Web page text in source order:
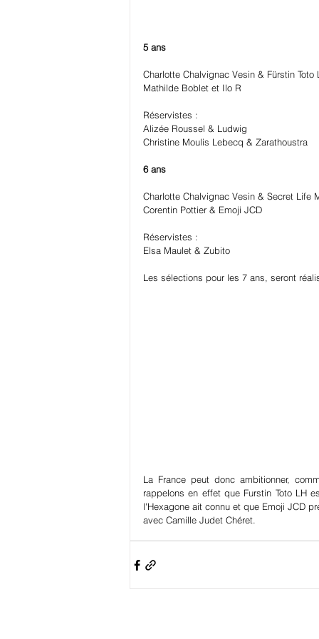
5 ans
Charlotte Chalvignac Vesin & Fürstin Toto
Mathilde Boblet et Ilo R
Réservistes :
Alizée Roussel & Ludwig
Christine Moulis Lebecq & Zarathoustra
6 ans
Charlotte Chalvignac Vesin & Secret Life
Corentin Pottier & Emoji JCD
Réservistes :
Elsa Maulet & Zubito
Les sélections pour les 7 ans, seront
La France peut donc ambitionner,
rappelons en effet que Furstin Toto LH
l'Hexagone ait connu et que Emoji JCD
avec Camille Judet Chéret.